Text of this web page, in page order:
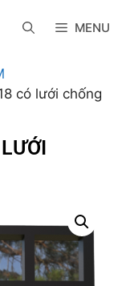
MENU
có lưới chống